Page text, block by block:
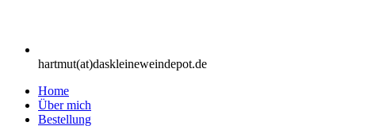
hartmut(at)daskleineweindepot.de
Home
Über mich
Bestellung